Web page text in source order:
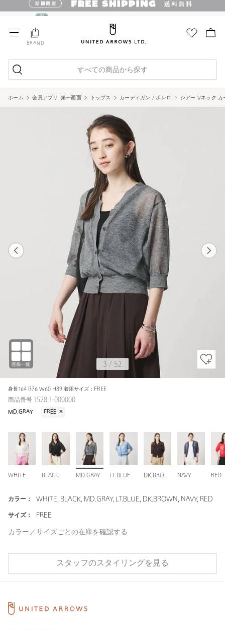
BRAND
すべての商品から探す
ホーム 会員アプリ_第一画面 トップス カーディガン / ボレロ シアー Vネック カ
身長164 B76 W60 H89 着用サイズ：FREE
3 / 52
商品番号 1528-1-000000
MD.GRAY FREE ✕
WHITE BLACK MD.GRAY LT.BLUE NAVY RED
カラー： WHITE, BLACK, MD.GRAY, LT.BLUE, DK.BROWN, NAVY, RED
サイズ： FREE
カラー／サイズごとの在庫を確認する
スタッフのスタイリングを見る
WHITE
1 52
DK.BROWN / FREE